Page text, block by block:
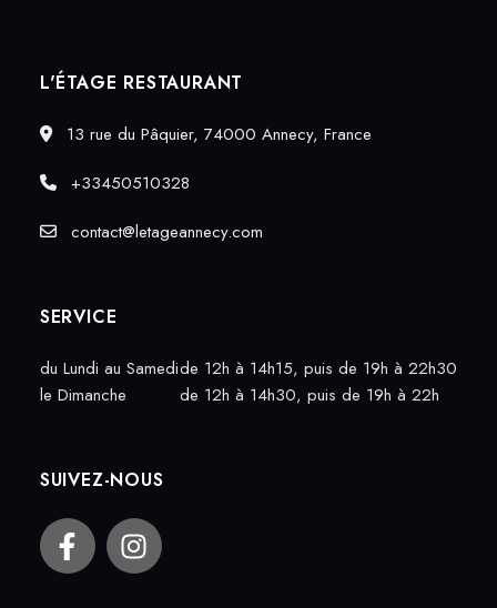
L'ÉTAGE RESTAURANT
13 rue du Pâquier, 74000 Annecy, France
+33450510328
contact@letageannecy.com
SERVICE
du Lundi au Samedide 12h à 14h15, puis de 19h à 22h30
le Dimanche
de 12h à 14h30, puis de 19h à 22h
SUIVEZ-NOUS